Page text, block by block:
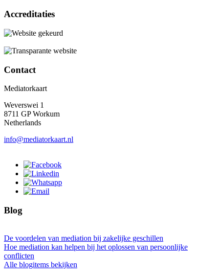
Accreditaties
Contact
Mediatorkaart
Weverswei 1
8711 GP Workum
Netherlands
info@mediatorkaart.nl
Blog
De voordelen van mediation bij zakelijke geschillen
Hoe mediation kan helpen bij het oplossen van persoonlijke
conflicten
Alle blogitems bekijken